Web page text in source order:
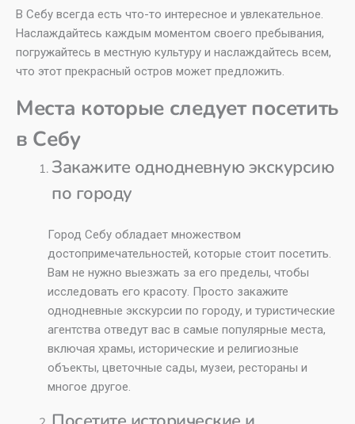
В Себу всегда есть что-то интересное и увлекательное.
Наслаждайтесь каждым моментом своего пребывания,
погружайтесь в местную культуру и наслаждайтесь всем,
что этот прекрасный остров может предложить.
Места которые следует посетить
в Себу
Закажите однодневную экскурсию
по городу
Город Себу обладает множеством
достопримечательностей, которые стоит посетить.
Вам не нужно выезжать за его пределы, чтобы
исследовать его красоту. Просто закажите
однодневные экскурсии по городу, и туристические
агентства отведут вас в самые популярные места,
включая храмы, исторические и религиозные
объекты, цветочные сады, музеи, рестораны и
многое другое.